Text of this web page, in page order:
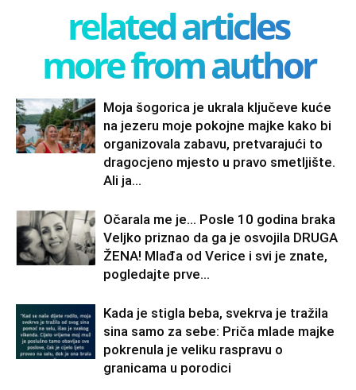
related articles
more from author
Moja šogorica je ukrala ključeve kuće
na jezeru moje pokojne majke kako bi
organizovala zabavu, pretvarajući to
dragocjeno mjesto u pravo smetljište.
Ali ja...
Očarala me je… Posle 10 godina braka
Veljko priznao da ga je osvojila DRUGA
ŽENA! Mlađa od Verice i svi je znate,
pogledajte prve...
Kada je stigla beba, svekrva je tražila
sina samo za sebe: Priča mlade majke
pokrenula je veliku raspravu o
granicama u porodici